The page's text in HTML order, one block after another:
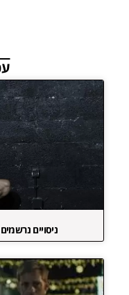
ניסויים